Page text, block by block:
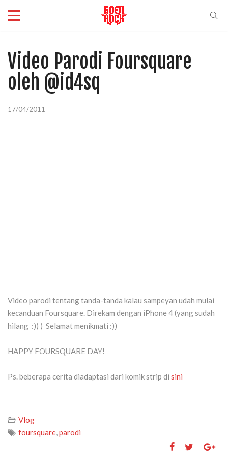
Video Parodi Foursquare
oleh @id4sq
17/04/2011
Video parodi tentang tanda-tanda kalau sampeyan udah mulai
kecanduan Foursquare. Direkam dengan iPhone 4 (yang sudah
hilang :)) ) Selamat menikmati :))
HAPPY FOURSQUARE DAY!
Ps. beberapa cerita diadaptasi dari komik strip di sini
Vlog
foursquare,parodi